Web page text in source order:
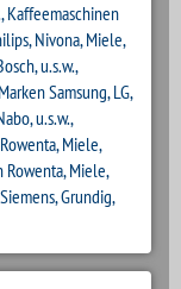
Kaffeemaschinen
Nivona, Miele,
u.s.w.,
Samsung, LG,
u.s.w.,
Miele,
Rowenta, Miele,
Grundig,